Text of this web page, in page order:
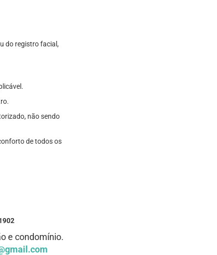
do registro facial,
não sendo
de todos os
e condomínio.